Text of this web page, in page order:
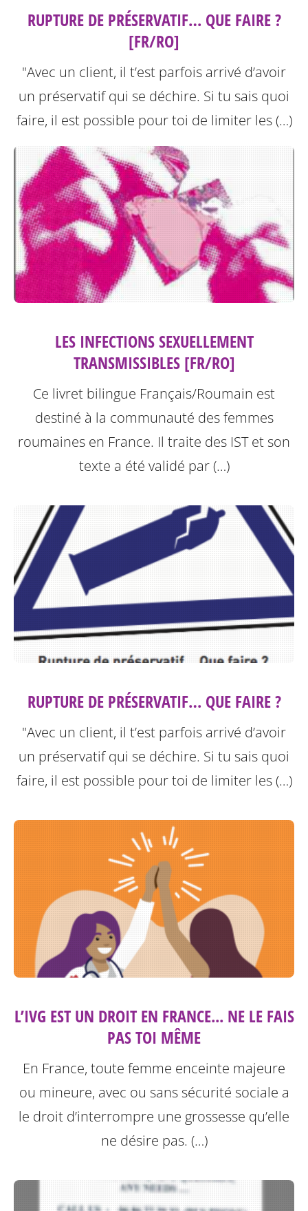
RUPTURE DE PRÉSERVATIF… QUE FAIRE ?
[FR/RO]
"Avec un client, il t’est parfois arrivé d’avoir
un préservatif qui se déchire. Si tu sais quoi
faire, il est possible pour toi de limiter les (…)
LES INFECTIONS SEXUELLEMENT
TRANSMISSIBLES [FR/RO]
Ce livret bilingue Français/Roumain est
destiné à la communauté des femmes
roumaines en France. Il traite des IST et son
texte a été validé par (…)
RUPTURE DE PRÉSERVATIF… QUE FAIRE ?
"Avec un client, il t’est parfois arrivé d’avoir
un préservatif qui se déchire. Si tu sais quoi
faire, il est possible pour toi de limiter les (…)
L’IVG EST UN DROIT EN FRANCE... NE LE FAIS
PAS TOI MÊME
En France, toute femme enceinte majeure
ou mineure, avec ou sans sécurité sociale a
le droit d’interrompre une grossesse qu’elle
ne désire pas. (…)